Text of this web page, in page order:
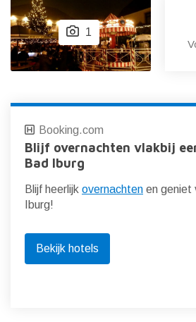
1
Booking.com
Blijf overnachten vlakbij
Bad Iburg
Blijf heerlijk overnachten en geniet
Iburg!
Bekijk hotels